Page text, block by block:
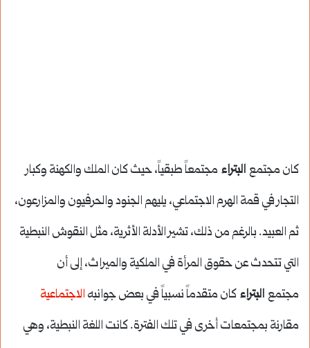
كان مجتمع البتراء مجتمعاً طبقياً، حيث كان الملك والكهنة وكبار
التجار في قمة الهرم الاجتماعي، يليهم الجنود والحرفيون والمزارعون،
ثم العبيد. بالرغم من ذلك، تشير الأدلة الأثرية، مثل النقوش النبطية
التي تتحدث عن حقوق المرأة في الملكية والميراث، إلى أن
مجتمع البتراء كان متقدماً نسبياً في بعض جوانبه الاجتماعية
مقارنة بمجتمعات أخرى في تلك الفترة. كانت اللغة النبطية، وهي